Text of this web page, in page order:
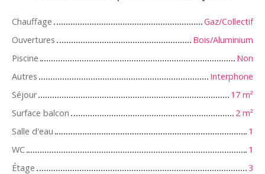
Chauffage
Gaz/Collectif
Ouvertures
Bois/Aluminium
Piscine
Non
Autres
Interphone
Séjour
17 m²
Surface balcon
2 m²
Salle d'eau
1
WC
1
Étage
3